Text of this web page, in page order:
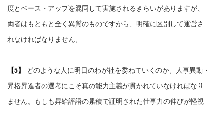
度とベース・アップを混同して実施されるきらいがありますが、
両者はもともと全く異質のものですから、明確に区別して運営さ
れなければなりません。
【5】
どのような人に明日のわが社を委ねていくのか、人事異動・
昇格昇進者の選考にこそ真の能力主義が貫かれていなければなり
ません。もしも昇給評語の累積で証明された仕事力の伸びが軽視